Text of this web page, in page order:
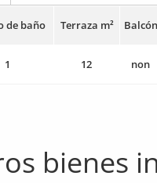
de baño Terraza m² Balcón
1 12 non
bienes